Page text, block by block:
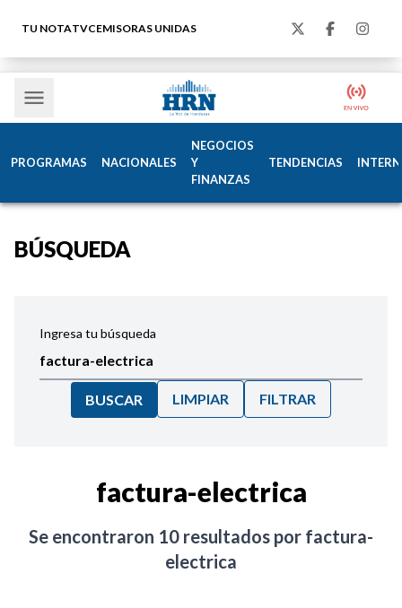
TU NOTATVCEMISORAS UNIDAS
PROGRAMAS NACIONALES
NEGOCIOS
Y
FINANZAS
TENDENCIAS
BÚSQUEDA
Ingresa tu búsqueda
BUSCAR LIMPIAR FILTRAR
factura-electrica
Se encontraron 10 resultados por factura-
electrica